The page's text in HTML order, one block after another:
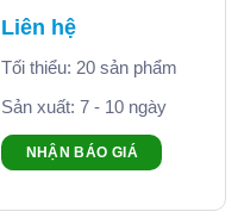
Liên hệ
Tối thiểu: 20 sản phẩm
Sản xuất: 7 - 10 ngày
NHẬN BÁO GIÁ